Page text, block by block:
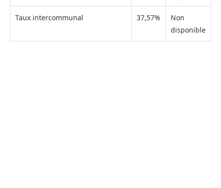
Taux intercommunal 37,57%
Non
disponible